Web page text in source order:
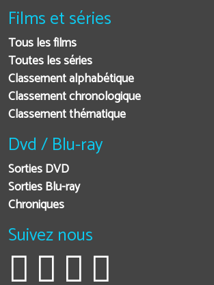
Films et séries
Tous les films
Toutes les séries
Classement alphabétique
Classement chronologique
Classement thématique
Dvd / Blu-ray
Sorties DVD
Sorties Blu-ray
Chroniques
Suivez nous